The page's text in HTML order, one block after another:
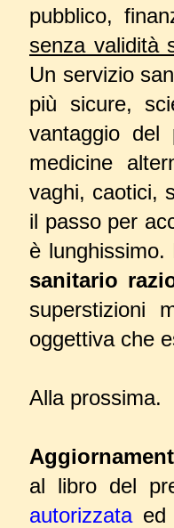
pubblico,
senza validità
Un servizio
più sicure,
vantaggio del
medicine
vaghi, caotici,
il passo per
è
sanitario
superstizioni
oggettiva che
Alla prossima.
al libro del
autorizzataed